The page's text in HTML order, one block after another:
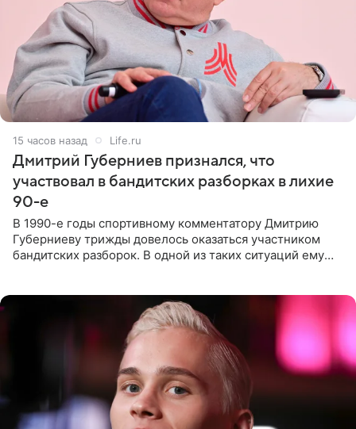
15 часов назад Life.ru
Дмитрий Губерниев признался, что
участвовал в бандитских разборках в лихие
90-е
В 1990-е годы спортивному комментатору Дмитрию
Губерниеву трижды довелось оказаться участником
бандитских разборок. В одной из таких ситуаций ему